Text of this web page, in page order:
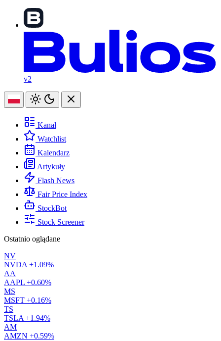
v2
Kanał
Watchlist
Kalendarz
Artykuły
Flash News
Fair Price Index
StockBot
Stock Screener
Ostatnio oglądane
NV
NVDA +1.09%
AA
AAPL +0.60%
MS
MSFT +0.16%
TS
TSLA +1.94%
AM
AMZN +0.59%